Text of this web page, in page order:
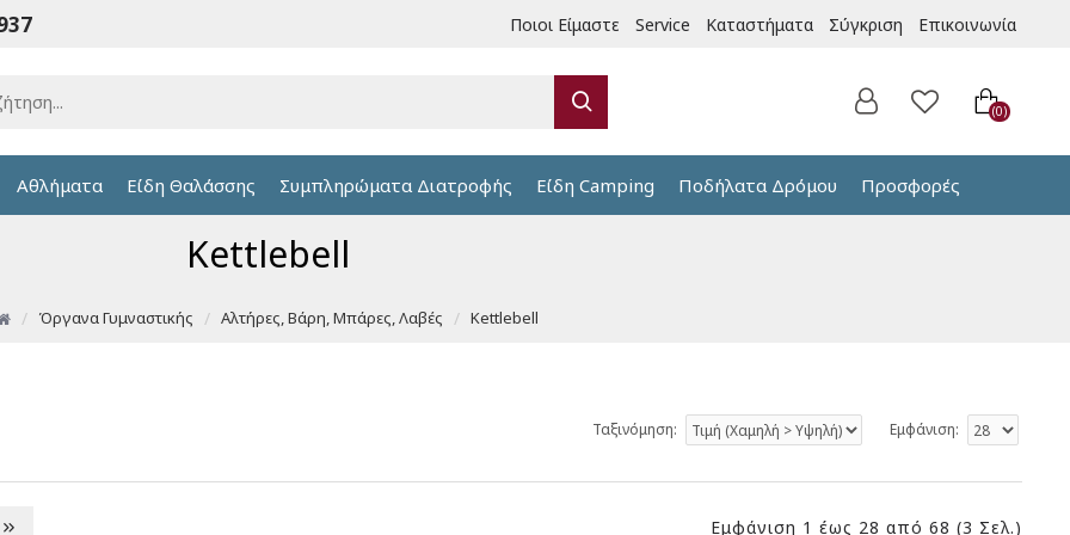
Ποιοι Είμαστε Service Καταστήματα Σύγκριση Επικοινωνία
0
Αθλήματα Είδη Θαλάσσης Συμπληρώματα Διατροφής Είδη Camping Ποδήλατα Δρόμου Προσφορές
Όργανα Γυμναστικής Αλτήρες, Βάρη, Μπάρες, Λαβές Kettlebell
Kettlebell
Ταξινόμηση: Εμφάνιση:
Εμφάνιση 1 έως 28 από 68 (3 Σελ.)